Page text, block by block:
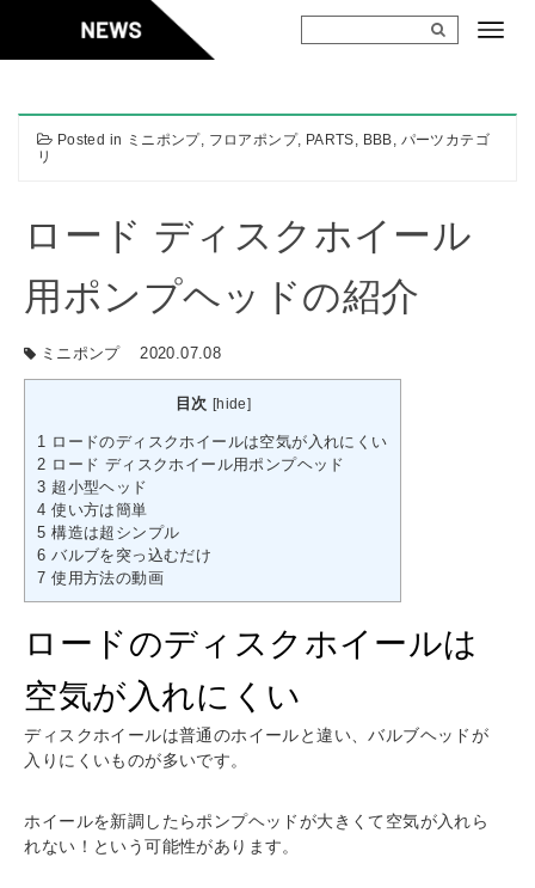
content
Posted in ミニポンプ, フロアポンプ, PARTS, BBB, パーツカテゴ
リ
ロード ディスクホイール
用ポンプヘッドの紹介
ミニポンプ 2020.07.08
目次 [hide]
1 ロードのディスクホイールは空気が入れにくい
2 ロード ディスクホイール用ポンプヘッド
3 超小型ヘッド
4 使い方は簡単
5 構造は超シンプル
6 バルブを突っ込むだけ
7 使用方法の動画
ロードのディスクホイールは
空気が入れにくい
ディスクホイールは普通のホイールと違い、バルブヘッドが
入りにくいものが多いです。
ホイールを新調したらポンプヘッドが大きくて空気が入れら
れない！という可能性があります。